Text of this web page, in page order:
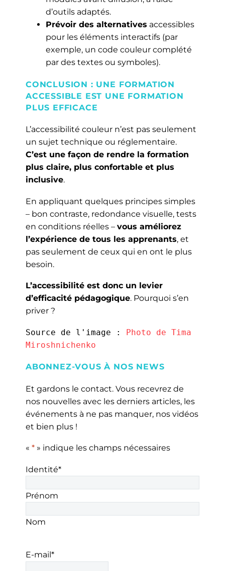
d’outils adaptés.
Prévoir des alternatives accessibles
pour les éléments interactifs (par
exemple, un code couleur complété
par des textes ou symboles).
CONCLUSION : UNE FORMATION
ACCESSIBLE EST UNE FORMATION
PLUS EFFICACE
L’accessibilité couleur n’est pas seulement
un sujet technique ou réglementaire.
C’est une façon de rendre la formation
plus claire, plus confortable et plus
inclusive.
En appliquant quelques principes simples
– bon contraste, redondance visuelle, tests
en conditions réelles – vous améliorez
l’expérience de tous les apprenants, et
pas seulement de ceux qui en ont le plus
besoin.
L’accessibilité est donc un levier
d’efficacité pédagogique. Pourquoi s’en
priver ?
Source de l'image : Photo de Tima
Miroshnichenko
ABONNEZ-VOUS À NOS NEWS
Et gardons le contact. Vous recevrez de
nos nouvelles avec les derniers articles, les
événements à ne pas manquer, nos vidéos
et bien plus !
« * » indique les champs nécessaires
Identité*
Prénom
Nom
E-mail *